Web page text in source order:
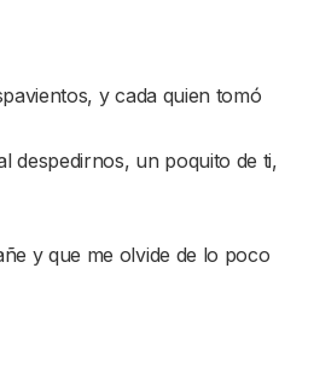
y cada quien tomó
despedirnos, un poquito de ti,
y que me olvide de lo poco